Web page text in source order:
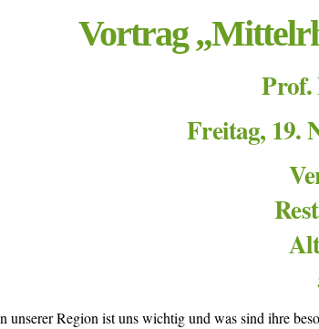
Vortrag
Freitag, 19.
unserer Region ist uns wichtig und was sind ihre